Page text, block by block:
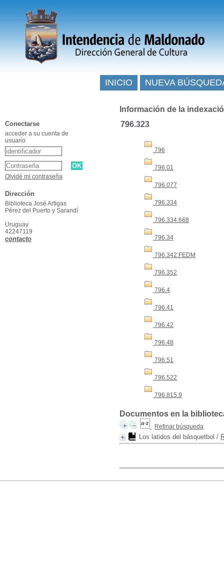
Información de la
796.323
796
796.01
796.077
796.334
796.334.668
796.34
796.342.FEDM
796.352
796.4
796.41
796.42
796.48
796.51
796.522
796.815.9
Documentos en la
Refinar búsqueda
Los latidos del básquetbol /
INICIO NUEVA
Conectarse
acceder a su cuenta de
usuario
Olvidé mi contraseña
Dirección
Biblioteca José Artigas
Pérez del Puerto y Sarandí
Uruguay
42247119
contacto